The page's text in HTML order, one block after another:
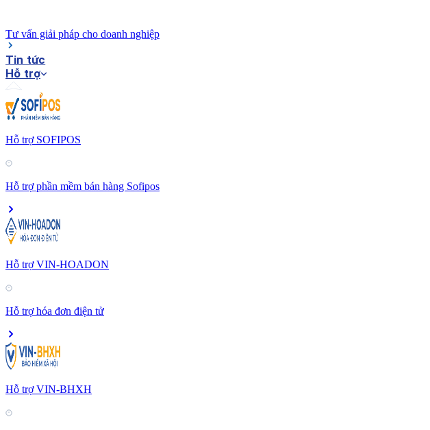
Tư vấn giải pháp cho doanh nghiệp
Tin tức
Hỗ trợ
Hỗ trợ SOFIPOS
Hỗ trợ phần mềm bán hàng Sofipos
Hỗ trợ VIN-HOADON
Hỗ trợ hóa đơn điện tử
Hỗ trợ VIN-BHXH